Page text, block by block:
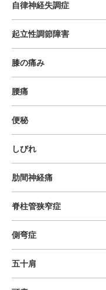
自律神経失調症
起立性調節障害
膝の痛み
腰痛
便秘
しびれ
肋間神経痛
脊柱管狭窄症
側弯症
五十肩